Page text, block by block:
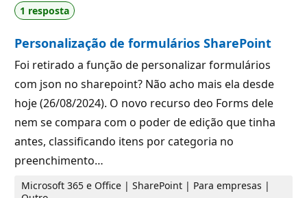
1 resposta
Personalização de formulários SharePoint
Foi retirado a função de personalizar formulários
com json no sharepoint? Não acho mais ela desde
hoje (26/08/2024). O novo recurso deo Forms dele
nem se compara com o poder de edição que tinha
antes, classificando itens por categoria no
preenchimento…
Microsoft 365 e Office | SharePoint | Para empresas |